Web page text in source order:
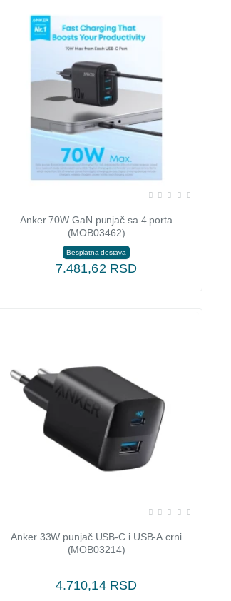
Anker 70W GaN punjač sa 4 porta
(MOB03462)
Besplatna dostava
7.481,62 RSD
Anker 33W punjač USB-C i USB-A crni
(MOB03214)
4.710,14 RSD